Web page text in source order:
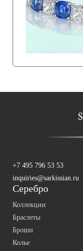
Серебро
Коллекции
Браслеты
Броши
Колье
+7 495 796 53 53
inquiries@sarkissian.ru